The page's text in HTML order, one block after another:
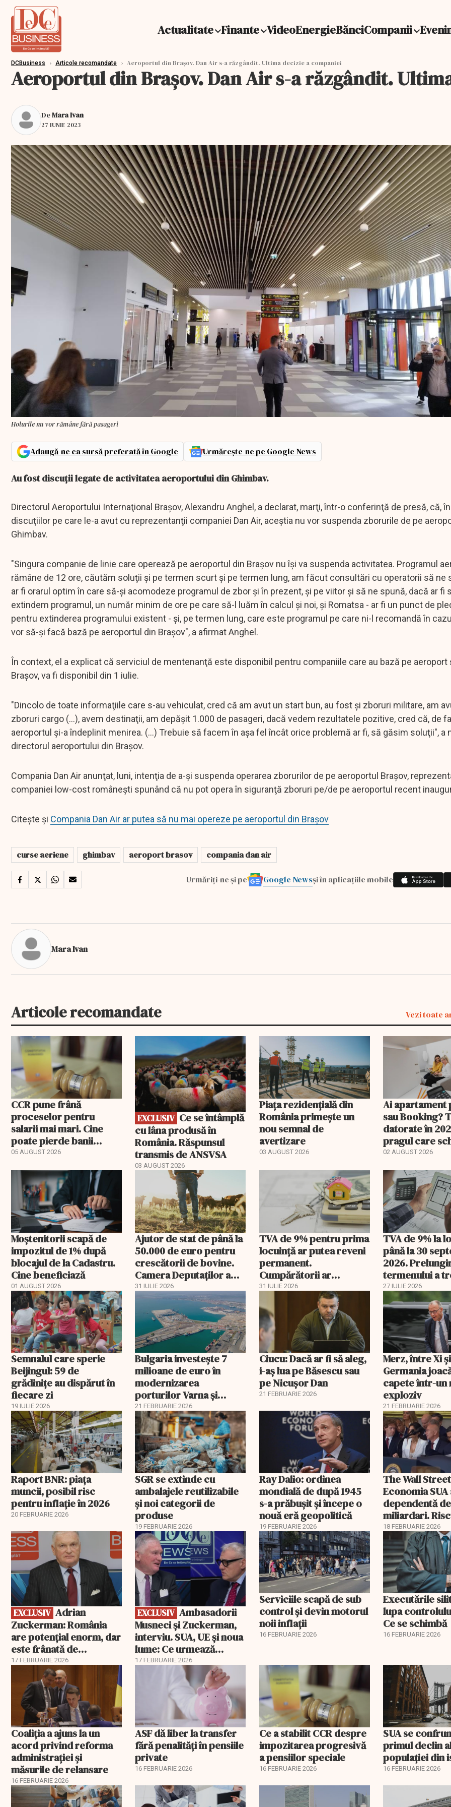
Actualitate Finante VideoEnergieBănciCompanii
DCBusiness › Articole recomandate › Aeroportul din Braşov. Dan Air s-a răzgândit. Ultima decizie a companiei
Aeroportul din Braşov. Dan Air s-a răzgândit.
DeMara Ivan
27 IUNIE 2023
Holurile nu vor rămâne fără pasageri
Adaugă-ne ca sursă preferată în Google Urmărește-ne pe Google News
Au fost discuții legate de activitatea aeroportului din Ghimbav.
Directorul Aeroportului Internaţional Braşov, Alexandru Anghel, a declarat, marţi, într-o conferinţă de presă, că,
discuţiilor pe care le-a avut cu reprezentanţii companiei Dan Air, aceştia nu vor suspenda zborurile de pe
Ghimbav.
"Singura companie de linie care operează pe aeroportul din Braşov nu îşi va suspenda activitatea. Programul
rămâne de 12 ore, căutăm soluţii şi pe termen scurt şi pe termen lung, am făcut consultări cu operatorii să ne
ar fi orarul optim în care să-şi acomodeze programul de zbor şi în prezent, şi pe viitor şi să ne spună, dacă ar fi
extindem programul, un număr minim de ore pe care să-l luăm în calcul şi noi, şi Romatsa - ar fi un punct de
pentru extinderea programului existent - şi, pe termen lung, care este programul pe care ni-l recomandă în
vor să-şi facă bază pe aeroportul din Braşov", a afirmat Anghel.
În context, el a explicat că serviciul de mentenanţă este disponibil pentru companiile care au bază pe aeroport
Braşov, va fi disponibil din 1 iulie.
"Dincolo de toate informaţiile care s-au vehiculat, cred că am avut un start bun, au fost şi zboruri militare, am
zboruri cargo (...), avem destinaţii, am depăşit 1.000 de pasageri, dacă vedem rezultatele pozitive, cred că, de
aeroportul şi-a îndeplinit menirea. (...) Trebuie să facem în aşa fel încât orice problemă ar fi, să găsim soluţii", a
directorul aeroportului din Braşov.
Compania Dan Air anunţat, luni, intenţia de a-şi suspenda operarea zborurilor de pe aeroportul Braşov,
companiei low-cost româneşti spunând că nu pot opera în siguranţă zboruri pe/de pe aeroportul recent
Citește și Compania Dan Air ar putea să nu mai opereze pe aeroportul din Brașov
curse aeriene ghimbav aeroport brasov compania dan air
Urmăriți-ne și pe Google Newsși în aplicațiile mobile
Mara Ivan
Articole recomandate Vezi toate
CCR pune frână
proceselor pentru
salarii mai mari. Cine
poate pierde banii
ceruți statului
05 AUGUST 2026
EXCLUSIV
EXCLUSIV
cu lâna produsă în
România. Răspunsul
transmis de ANSVSA
03 AUGUST 2026
Piața rezidențială din
România primește un
nou semnal de
avertizare
03 AUGUST 2026
Ai apartament
sau Booking?
datorate în
pragul care
regimul fiscal
02 AUGUST 2026
Moștenitorii scapă de
impozitul de 1% după
blocajul de la Cadastru.
Cine beneficiază
01 AUGUST 2026
Ajutor de stat de până la
50.000 de euro pentru
crescătorii de bovine.
Camera Deputaților a
aprobat schema
31 IULIE 2026
TVA de 9% pentru prima
locuință ar putea reveni
permanent.
Cumpărătorii ar
economisi zeci de mii de
31 IULIE 2026
TVA de 9% la
până la 30
2026.
termenului a
comisia din
27 IULIE 2026
Semnalul care sperie
Beijingul: 59 de
grădinițe au dispărut în
fiecare zi
19 IULIE 2026
Bulgaria investește 7
milioane de euro în
modernizarea
porturilor Varna și
Burgas
21 FEBRUARIE 2026
Ciucu: Dacă ar fi să aleg,
i-aș lua pe Băsescu sau
pe Nicușor Dan
21 FEBRUARIE 2026
Merz, între Xi
Germania
capete într-un
exploziv
21 FEBRUARIE 2026
Raport BNR: piața
muncii, posibil risc
pentru inflație în 2026
20 FEBRUARIE 2026
SGR se extinde cu
ambalajele reutilizabile
și noi categorii de
produse
19 FEBRUARIE 2026
Ray Dalio: ordinea
mondială de după 1945
s-a prăbușit și începe o
nouă eră geopolitică
19 FEBRUARIE 2026
The Wall
Economia
dependentă de
miliardari.
pentru burse
18 FEBRUARIE 2026
EXCLUSIV
EXCLUSIV
Zuckerman: România
are potențial enorm, dar
este frânată de
corupție, companii de
stat și influența
propagandei ruse
17 FEBRUARIE 2026
EXCLUSIV
EXCLUSIV Ambasadorii
Musneci și Zuckerman,
interviu. SUA, UE și noua
lume: Ce urmează
pentru România
17 FEBRUARIE 2026
Serviciile scapă de sub
control și devin motorul
noii inflații
16 FEBRUARIE 2026
Executările
lupa
Ce se schimbă
16 FEBRUARIE 2026
Coaliția a ajuns la un
acord privind reforma
administrației și
măsurile de relansare
16 FEBRUARIE 2026
ASF dă liber la transfer
fără penalități în pensiile
private
16 FEBRUARIE 2026
Ce a stabilit CCR despre
impozitarea progresivă
a pensiilor speciale
16 FEBRUARIE 2026
SUA se
primul declin
populației din
16 FEBRUARIE 2026